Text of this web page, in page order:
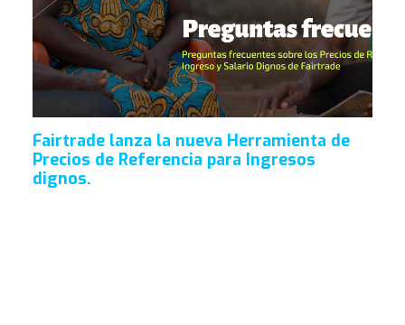
Fairtrade lanza la nueva Herramienta de
Precios de Referencia para Ingresos
dignos.